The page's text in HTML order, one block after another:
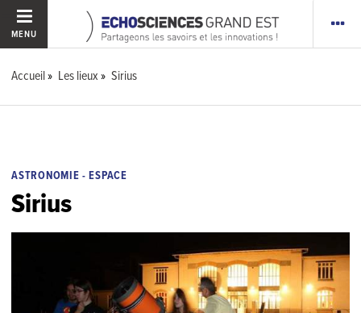
MENU
Accueil Les lieux Sirius
ASTRONOMIE - ESPACE
Sirius